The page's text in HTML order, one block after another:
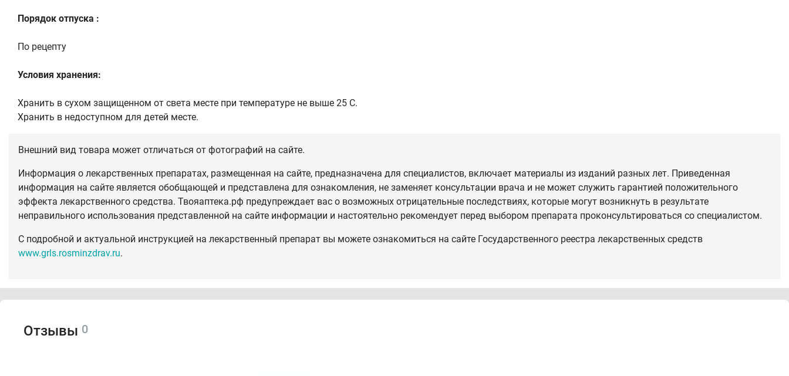
Порядок отпуска :
По рецепту
Условия хранения:
Хранить в сухом защищенном от света месте при температуре не выше 25 С.
Хранить в недоступном для детей месте.
Внешний вид товара может отличаться от фотографий на сайте.
Информация о лекарственных препаратах, размещенная на сайте, предназначена для специалистов, включает материалы из изданий разных лет. Приведенная
информация на сайте является обобщающей и представлена для ознакомления, не заменяет консультации врача и не может служить гарантией положительного
эффекта лекарственного средства. Твояаптека.рф предупреждает вас о возможных отрицательные последствиях, которые могут возникнуть в результате
неправильного использования представленной на сайте информации и настоятельно рекомендует перед выбором препарата проконсультироваться со специалистом.
С подробной и актуальной инструкцией на лекарственный препарат вы можете ознакомиться на сайте Государственного реестра лекарственных средств
www.grls.rosminzdrav.ru.
Отзывы 0